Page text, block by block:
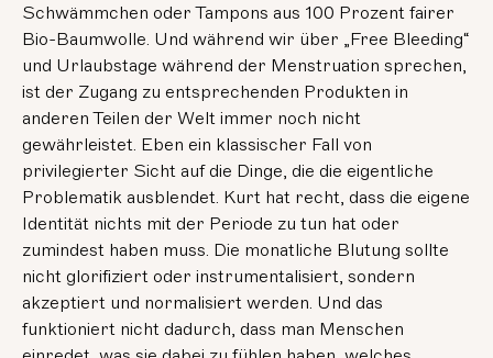
Schwämmchen oder Tampons aus 100 Prozent fairer
Bio-Baumwolle. Und während wir über „Free Bleeding“
und Urlaubstage während der Menstruation sprechen,
ist der Zugang zu entsprechenden Produkten in
anderen Teilen der Welt immer noch nicht
gewährleistet. Eben ein klassischer Fall von
privilegierter Sicht auf die Dinge, die die eigentliche
Problematik ausblendet. Kurt hat recht, dass die eigene
Identität nichts mit der Periode zu tun hat oder
zumindest haben muss. Die monatliche Blutung sollte
nicht glorifiziert oder instrumentalisiert, sondern
akzeptiert und normalisiert werden. Und das
funktioniert nicht dadurch, dass man Menschen